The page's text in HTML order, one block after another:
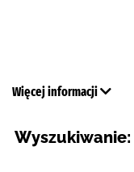
Więcej informacji
Wyszukiwanie: